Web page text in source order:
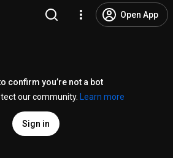
Open App
confirm you’re not a bot
our community.
Learn more
Sign in